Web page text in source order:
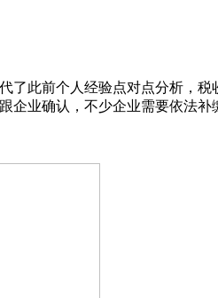
前个人经验点对点分析，税
业确认，不少企业需要依法补